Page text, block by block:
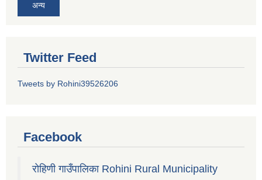
अन्य
Twitter Feed
Tweets by Rohini39526206
Facebook
रोहिणी गाउँपालिका Rohini Rural Municipality